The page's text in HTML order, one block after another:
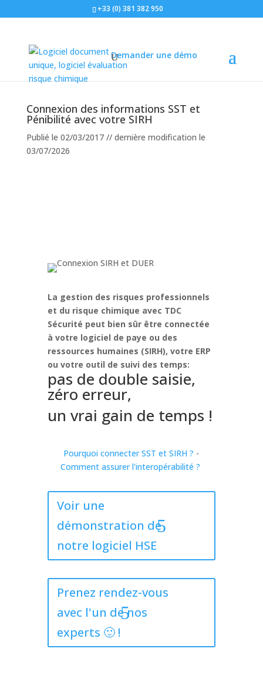
+33 (0) 381 382 950
Demander une démo
»Notre logiciel TDC Sécurité»Connexion des
informations SST et Pénibilité avec votre SIRH
Connexion des informations SST et
Pénibilité avec votre SIRH
Publié le 02/03/2017 // dernière modification le
03/07/2026
La gestion des risques professionnels
et du risque chimique avec TDC
Sécurité peut bien sûr être connectée
à votre logiciel de paye ou des
ressources humaines (SIRH), votre ERP
ou votre outil de suivi des temps:
pas de double saisie,
zéro erreur,
un vrai gain de temps !
Pourquoi connecter SST et SIRH ? -
Comment assurer l'interopérabilité ?
Voir une
démonstration de
notre logiciel HSE
Prenez rendez-vous
avec l'un de nos
experts 🙂 !